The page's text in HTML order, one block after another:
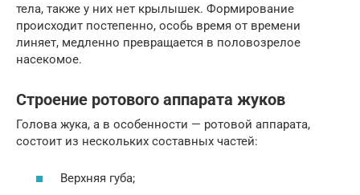
тела, также у них нет крылышек. Формирование
происходит постепенно, особь время от времени
линяет, медленно превращается в половозрелое
насекомое.
Строение ротового аппарата жуков
Голова жука, а в особенности — ротовой аппарата,
состоит из нескольких составных частей:
Верхняя губа;